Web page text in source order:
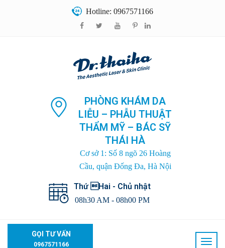
Hotline: 0967571166
PHÒNG KHÁM DA
LIỄU – PHẪU THUẬT
THẨM MỸ – BÁC SỸ
THÁI HÀ
Cơ sở 1: Số 8 ngõ 26 Hoàng
Cầu, quận Đống Đa, Hà Nội
Thứ Hai - Chủ nhật
08h30 AM - 08h00 PM
GỌI TƯ VẤN
0967571166